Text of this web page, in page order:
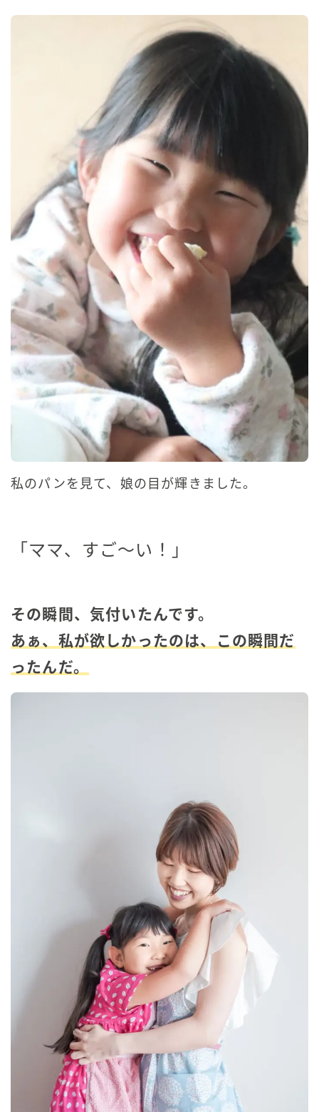
私のパンを見て、娘の目が輝きました。
「ママ、すご〜い！」
その瞬間、気付いたんです。
あぁ、私が欲しかったのは、この瞬間だ
ったんだ。